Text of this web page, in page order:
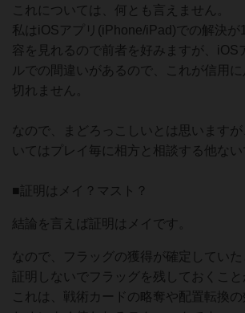
これについては、何とも言えません。
私はiOSアプリ(iPhone/iPad)での解決が
容を見れるので前者を好みますが、iOS
ルでの間違いがあるので、これが信用
切れません。
なので、まどろっこしいとは思います
いてはプレイ毎に相方と相談する他ない
■証明はメイ？マスト？
結論を言えば証明はメイです。
なので、フラッグの獲得が確定していた
証明しないでフラッグを残しておくこと
これは、戦術カードの略奪や配置転換